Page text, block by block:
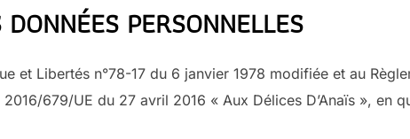
PERSONNELLES
et Libertés n°78-17 du 6 janvier 1978 modifiée et au
679/UE du 27 avril 2016 « Aux Délices D’Anaïs »,